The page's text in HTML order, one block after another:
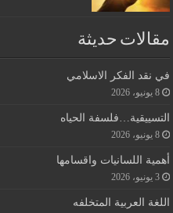
مقالات حديثة
في نقد الفكر الاسلامي
8 يونيو، 2026
التسييقية…فلسفة الحياه
8 يونيو، 2026
أهمية اللسانيات واقسامها
3 يونيو، 2026
اللغة العربية المتخلفه